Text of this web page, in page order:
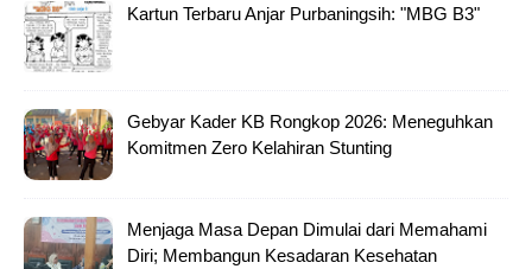
Kartun Terbaru Anjar Purbaningsih: "MBG B3"
Gebyar Kader KB Rongkop 2026: Meneguhkan
Komitmen Zero Kelahiran Stunting
Menjaga Masa Depan Dimulai dari Memahami
Diri; Membangun Kesadaran Kesehatan